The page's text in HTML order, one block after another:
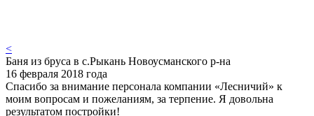
<
Баня из бруса в с.Рыкань Новоусманского р-на
16 февраля 2018 года
Спасибо за внимание персонала компании «Лесничий» к
моим вопросам и пожеланиям, за терпение. Я довольна
результатом постройки!